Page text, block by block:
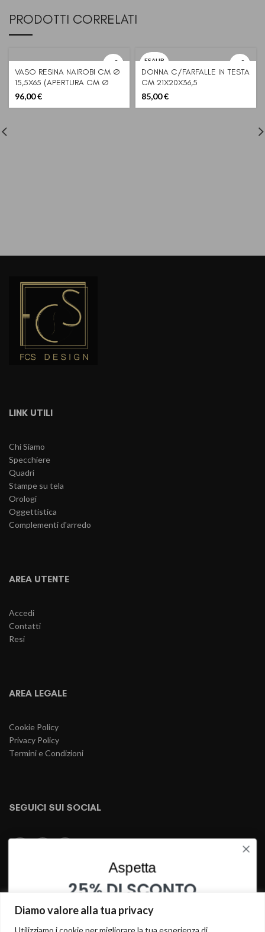
Diamo valore alla tua privacy
Utilizziamo i cookie per migliorare la tua esperienza di
PRODOTTI CORRELATI
VASO RESINA NAIROBI CM Ø
15,5X65 (APERTURA CM Ø
11,5)
96,00€
ESAUR
DONNA C/FARFALLE IN TESTA
CM 21X20X36,5
85,00€
LINK UTILI
Chi Siamo
Specchiere
Quadri
Stampe su tela
Orologi
Oggettistica
Complementi d'arredo
AREA UTENTE
Accedi
Contatti
Resi
AREA LEGALE
Cookie Policy
Privacy Policy
Termini e Condizioni
SEGUICI SUI SOCIAL
PAGAMENTI SICURI
Aspetta
25% DI SCONTO
SU QUESTO PRODOTTO
INSERISCI I TUOI DATI PER OTTENERE LO SCONTO